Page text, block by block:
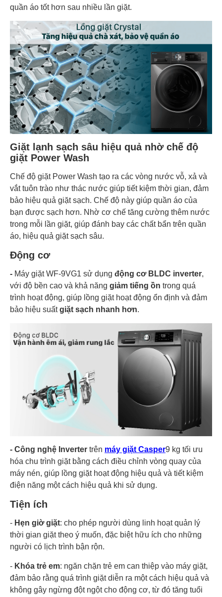
quần áo tốt hơn sau nhiều lần giặt.
Giặt lạnh sạch sâu hiệu quả nhờ chế độ
giặt Power Wash
Chế độ giặt Power Wash tạo ra các vòng nước vỗ, xả và
vắt tuôn trào như thác nước giúp tiết kiệm thời gian, đảm
bảo hiệu quả giặt sạch. Chế độ này giúp quần áo của
bạn được sạch hơn. Nhờ cơ chế tăng cường thêm nước
trong mỗi lần giặt, giúp đánh bay các chất bẩn trên quần
áo, hiệu quả giặt sạch sâu.
Động cơ
- Máy giặt WF-9VG1 sử dụng động cơ BLDC inverter,
với độ bền cao và khả năng giảm tiếng ồn trong quá
trình hoạt động, giúp lồng giặt hoạt động ổn định và đảm
bảo hiệu suấtgiặt sạch nhanh hơn.
- Công nghệ Inverter trên máy giặt Casper9 kg tối ưu
hóa chu trình giặt bằng cách điều chỉnh vòng quay của
máy nén, giúp lồng giặt hoạt động hiệu quả và tiết kiệm
điện năng một cách hiệu quả khi sử dụng.
Tiện ích
- Hẹn giờ giặt: cho phép người dùng linh hoạt quản lý
thời gian giặt theo ý muốn, đặc biệt hữu ích cho những
người có lịch trình bận rộn.
- Khóa trẻ em: ngăn chặn trẻ em can thiệp vào máy giặt,
đảm bảo rằng quá trình giặt diễn ra một cách hiệu quả và
không gây ngừng đột ngột cho động cơ, từ đó tăng tuổi